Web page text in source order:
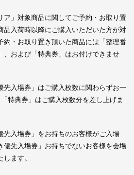
」対象商品に関してご予約・お取り置
品入荷時以降にご購入いただいた方が対
約・お取り置き頂いた商品には「整理番
、および「特典券」はお付けできませ
入場券」はご購入枚数に関わらずお一
特典券」はご購入枚数分を差し上げま
入場券」をお持ちのお客様がご入場
優先入場券」お持ちでないお客様を会場
ます。